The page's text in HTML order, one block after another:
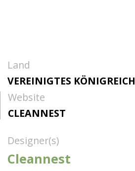
Land
VEREINIGTES KÖNIGREICH
Website
CLEANNEST
Designer(s)
Cleannest